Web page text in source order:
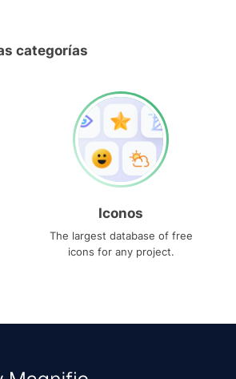
categorías
Iconos
The largest database of free
icons for any project.